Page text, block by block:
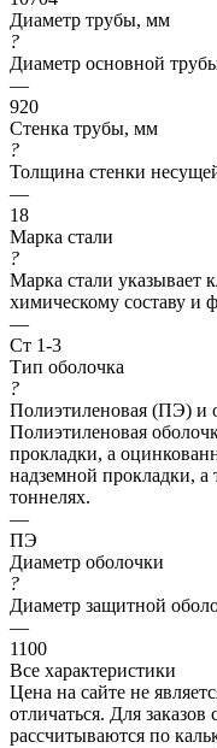
Диаметр трубы, мм
?
Диаметр основной
—
920
Стенка трубы, мм
?
Толщина стенки
—
18
Марка стали
?
Марка стали указывает
химическому составу и
—
Ст 1-3
Тип оболочка
?
Полиэтиленовая (ПЭ) и
Полиэтиленовая
прокладки, а
надземной прокладки, а
тоннелях.
—
ПЭ
Диаметр оболочки
?
Диаметр защитной
—
1100
Все характеристики
Цена на сайте не
отличаться. Для
рассчитываются по